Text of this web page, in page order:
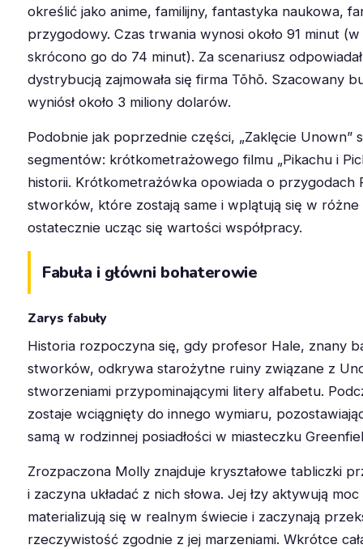
określić jako anime, familijny, fantastyka naukowa,
przygodowy. Czas trwania wynosi około 91 minut
skrócono go do 74 minut). Za scenariusz
dystrybucją zajmowała się firma Tōhō. Szacowany
wyniósł około 3 miliony dolarów.
Podobnie jak poprzednie części, „Zaklęcie Unown”
segmentów: krótkometrażowego filmu „Pikachu i
historii. Krótkometrażówka opowiada o przygodach
stworków, które zostają same i wplątują się w
ostatecznie ucząc się wartości współpracy.
Fabuła i główni bohaterowie
Zarys fabuły
Historia rozpoczyna się, gdy profesor Hale, znany
stworków, odkrywa starożytne ruiny związane z
stworzeniami przypominającymi litery alfabetu.
zostaje wciągnięty do innego wymiaru,
samą w rodzinnej posiadłości w miasteczku
Zrozpaczona Molly znajduje kryształowe tabliczki
i zaczyna układać z nich słowa. Jej łzy aktywują
materializują się w realnym świecie i zaczynają
rzeczywistość zgodnie z jej marzeniami. Wkrótce